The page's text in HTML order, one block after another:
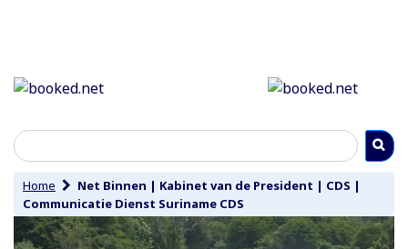
Home Net Binnen | Kabinet van de President | CDS |
Communicatie Dienst Suriname CDS